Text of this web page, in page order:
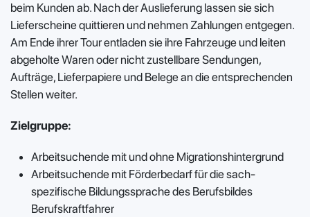
beim Kunden ab. Nach der Auslieferung lassen sie sich
Lieferscheine quittieren und nehmen Zahlungen entgegen.
Am Ende ihrer Tour entladen sie ihre Fahrzeuge und leiten
abgeholte Waren oder nicht zustellbare Sendungen,
Aufträge, Lieferpapiere und Belege an die entsprechenden
Stellen weiter.
Zielgruppe:
Arbeitsuchende mit und ohne Migrationshintergrund
Arbeitsuchende mit Förderbedarf für die sach-
spezifische Bildungssprache des Berufsbildes
Berufskraftfahrer